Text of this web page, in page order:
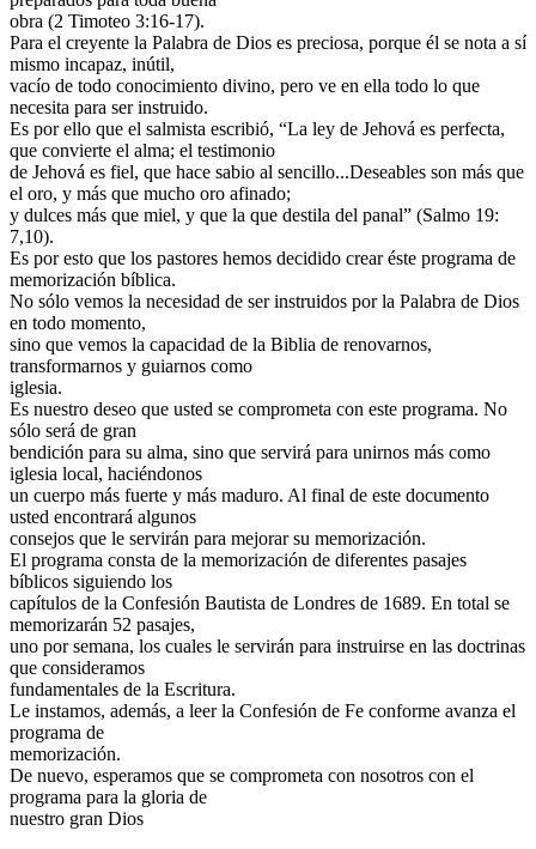
obra (2 Timoteo 3:16-17).
Para el creyente la Palabra de Dios es preciosa, porque él se nota a sí
mismo incapaz, inútil,
vacío de todo conocimiento divino, pero ve en ella todo lo que
necesita para ser instruido.
Es por ello que el salmista escribió, “La ley de Jehová es perfecta,
que convierte el alma; el testimonio
de Jehová es fiel, que hace sabio al sencillo...Deseables son más que
el oro, y más que mucho oro afinado;
y dulces más que miel, y que la que destila del panal” (Salmo 19:
7,10).
Es por esto que los pastores hemos decidido crear éste programa de
memorización bíblica.
No sólo vemos la necesidad de ser instruidos por la Palabra de Dios
en todo momento,
sino que vemos la capacidad de la Biblia de renovarnos,
transformarnos y guiarnos como
iglesia.
Es nuestro deseo que usted se comprometa con este programa. No
sólo será de gran
bendición para su alma, sino que servirá para unirnos más como
iglesia local, haciéndonos
un cuerpo más fuerte y más maduro. Al final de este documento
usted encontrará algunos
consejos que le servirán para mejorar su memorización.
El programa consta de la memorización de diferentes pasajes
bíblicos siguiendo los
capítulos de la Confesión Bautista de Londres de 1689. En total se
memorizarán 52 pasajes,
uno por semana, los cuales le servirán para instruirse en las doctrinas
que consideramos
fundamentales de la Escritura.
Le instamos, además, a leer la Confesión de Fe conforme avanza el
programa de
memorización.
De nuevo, esperamos que se comprometa con nosotros con el
programa para la gloria de
nuestro gran Dios